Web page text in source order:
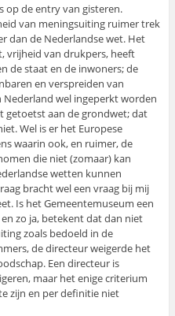
op de entry van gisteren.
van meningsuiting ruimer trek
dan de Nederlandse wet. Het
vrijheid van drukpers, heeft
de staat en de inwoners; de
en verspreiden van
wel ingeperkt worden
getoetst aan de grondwet; dat
Wel is er het Europese
waarin ook, en ruimer, de
die niet (zomaar) kan
wetten kunnen
bracht wel een vraag bij mij
Is het Gemeentemuseum een
zo ja, betekent dat dan niet
zoals bedoeld in de
de directeur weigerde het
Een directeur is
maar het enige criterium
zijn en per definitie niet